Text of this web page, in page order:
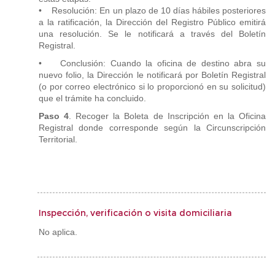
• Resolución: En un plazo de 10 días hábiles posteriores
a la ratificación, la Dirección del Registro Público emitirá
una resolución. Se le notificará a través del Boletín
Registral.
• Conclusión: Cuando la oficina de destino abra su
nuevo folio, la Dirección le notificará por Boletín Registral
(o por correo electrónico si lo proporcionó en su solicitud)
que el trámite ha concluido.
Paso 4 . Recoger la Boleta de Inscripción en la Oficina
Registral donde corresponde según la Circunscripción
Territorial.
Inspección, verificación o visita domiciliaria
No aplica.